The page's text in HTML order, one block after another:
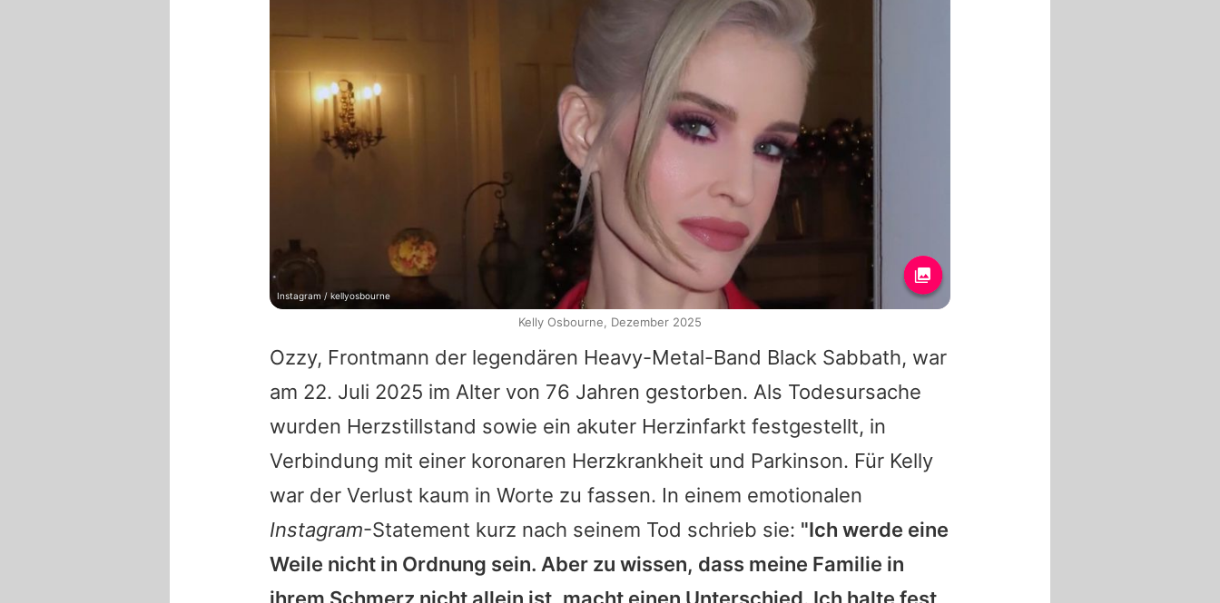
Ozzy, Frontmann der legendären Heavy-Metal-Band Black Sabbath, war
am 22. Juli 2025 im Alter von 76 Jahren gestorben. Als Todesursache
wurden Herzstillstand sowie ein akuter Herzinfarkt festgestellt, in
Verbindung mit einer koronaren Herzkrankheit und Parkinson. Für Kelly
war der Verlust kaum in Worte zu fassen. In einem emotionalen
Instagram-Statement kurz nach seinem Tod schrieb sie: "Ich werde eine
Weile nicht in Ordnung sein. Aber zu wissen, dass meine Familie in
ihrem Schmerz nicht allein ist, macht einen Unterschied. Ich halte fest
Instagram / kellyosbourne
Kelly Osbourne, Dezember 2025